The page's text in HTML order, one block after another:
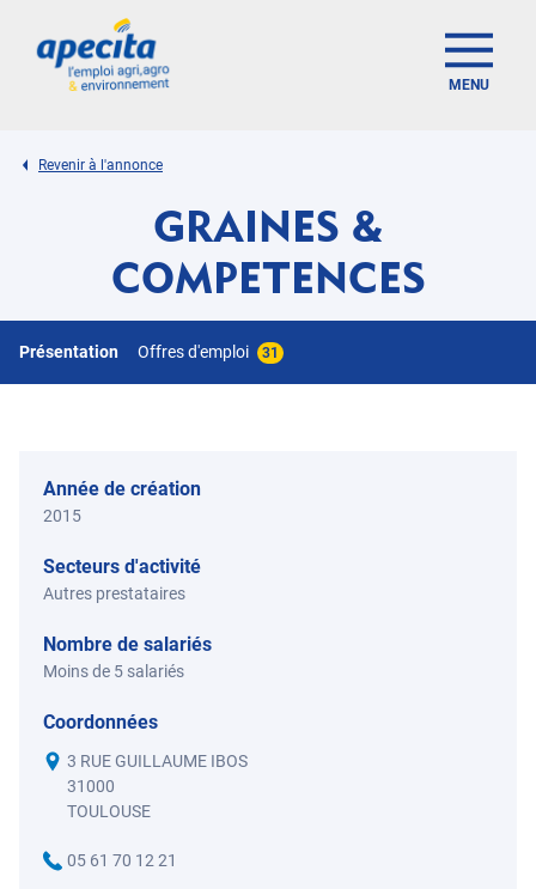
MENU
Revenir à l'annonce
GRAINES &
COMPETENCES
Présentation Offres d'emploi 31
Année de création
2015
Secteurs d'activité
Autres prestataires
Nombre de salariés
Moins de 5 salariés
Coordonnées
3 RUE GUILLAUME IBOS
31000
TOULOUSE
05 61 70 12 21